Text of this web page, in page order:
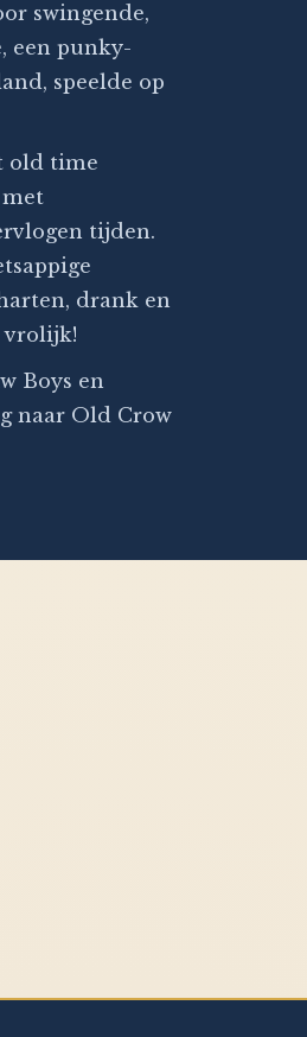
swingende,
een punky-
speelde op
old time
tijden.
drank en
vrolijk!
Boys en
naar Old Crow